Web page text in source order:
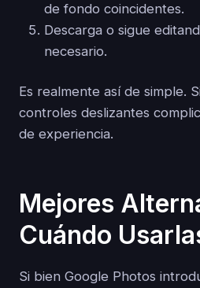
de fondo coincidentes.
Descarga o sigue
necesario.
Es realmente así de simple.
controles deslizantes
de experiencia.
Mejores
Cuándo
Si bien Google Photos